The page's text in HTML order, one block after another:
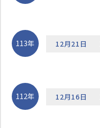
113年 12月21日
112年 12月16日